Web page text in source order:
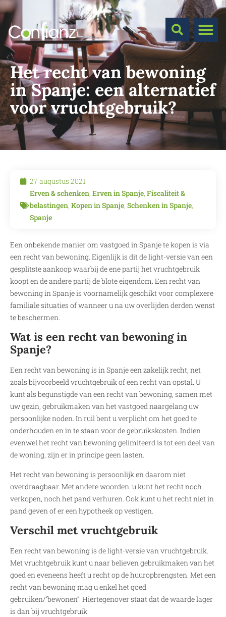
Het recht van bewoning
in Spanje: een alternatief
voor vruchtgebruik?
27 augustus 2021
Erven & schenken, Erven in Spanje, Fiscaliteit &
belastingen, Kopen in Spanje, Schenken in Spanje,
Spanje
Een onbekende manier om vastgoed in Spanje te kopen is via
een recht van bewoning. Eigenlijk is dit de light-versie van een
gesplitste aankoop waarbij de ene partij het vruchtgebruik
koopt en de andere partij de blote eigendom. Een recht van
bewoning in Spanje is voornamelijk geschikt voor complexere
familiale situaties of wanneer u na uw overlijden derden wenst
te beschermen.
Wat is een recht van bewoning in
Spanje?
Een recht van bewoning is in Spanje een zakelijk recht, net
zoals bijvoorbeeld vruchtgebruik of een recht van opstal. U
kunt als begunstigde van een recht van bewoning, samen met
uw gezin, gebruikmaken van het vastgoed naargelang uw
persoonlijke noden. In ruil bent u verplicht om het goed te
onderhouden en in te staan voor de gebruikskosten. Indien
evenwel het recht van bewoning gelimiteerd is tot een deel van
de woning, zijn er in principe geen lasten.
Het recht van bewoning is persoonlijk en daarom niet
overdraagbaar. Met andere woorden: u kunt het recht noch
verkopen, noch het pand verhuren. Ook kunt u het recht niet in
pand geven of er een hypotheek op vestigen.
Verschil met vruchtgebruik
Een recht van bewoning is de light-versie van vruchtgebruik.
Met vruchtgebruik kunt u naar believen gebruikmaken van het
goed en eveneens heeft u recht op de huuropbrengsten. Met een
recht van bewoning mag u enkel het goed
gebruiken/”bewonen”. Hiertegenover staat dat de waarde lager
is dan bij vruchtgebruik.